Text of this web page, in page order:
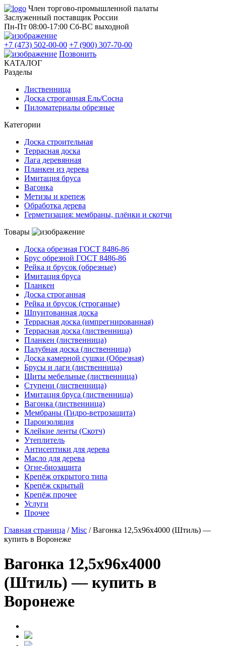
Член торгово-промышленной палаты
Заслуженный поставщик России
Пн-Пт 08:00-17:00 Сб-ВС выходной
+7 (473) 502-00-00 +7 (900) 307-70-00
Позвонить
КАТАЛОГ
Разделы
Лиственница
Доска строганная Ель/Сосна
Пиломатериалы обрезные
Категории
Доска строительная
Террасная доска
Лага деревянная
Планкен из дерева
Имитация бруса
Вагонка
Метизы и крепеж
Обработка дерева
Герметизация: мембраны, плёнки и скотчи
Товары
Доска обрезная ГОСТ 8486-86
Брус обрезной ГОСТ 8486-86
Рейка и брусок (обрезные)
Имитация бруса
Планкен
Доска строганная
Рейка и брусок (строганые)
Шпунтованная доска
Террасная доска (импрегнированная)
Террасная доска (лиственница)
Планкен (лиственница)
Палубная доска (лиственница)
Доска камерной сушки (Обрезная)
Брусы и лаги (лиственница)
Щиты мебельные (лиственница)
Ступени (лиственница)
Имитация бруса (лиственница)
Вагонка (лиственница)
Мембраны (Гидро-ветрозащита)
Пароизоляция
Клейкие ленты (Скотч)
Утеплитель
Антисептики для дерева
Масло для дерева
Огне-биозащита
Крепёж открытого типа
Крепёж скрытый
Крепёж прочее
Услуги
Прочее
Главная страница /Misc /Вагонка 12,5х96х4000 (Штиль) —
купить в Воронеже
Вагонка 12,5х96х4000
(Штиль) — купить в
Воронеже